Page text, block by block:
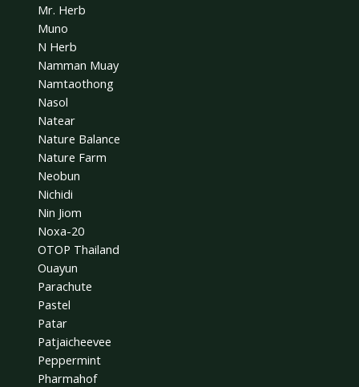
Mr. Herb
Muno
N Herb
Namman Muay
Namtaothong
Nasol
Natear
Nature Balance
Nature Farm
Neobun
Nichidi
Nin Jiom
Noxa-20
OTOP Thailand
Ouayun
Parachute
Pastel
Patar
Patjaicheevee
Peppermint
Pharmahof